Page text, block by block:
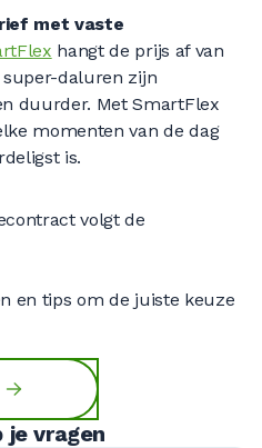
met vaste
hangt de prijs af van
daluren zijn
duurder. Met SmartFlex
momenten van de dag
is.
volgt de
en tips om de juiste keuze
vragen